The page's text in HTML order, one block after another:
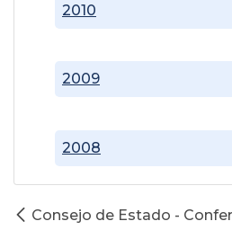
2008
2009
2010
Consejo de Estado -